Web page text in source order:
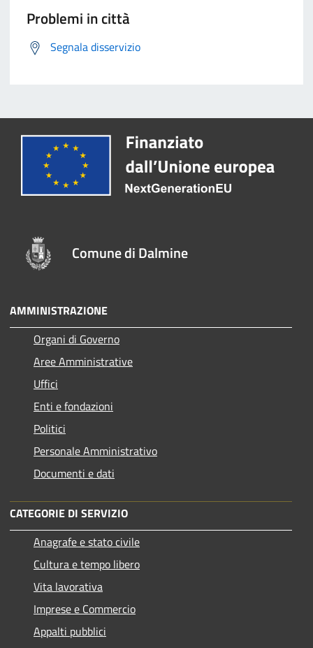
Problemi in città
Segnala disservizio
Comune di Dalmine
AMMINISTRAZIONE
Organi di Governo
Aree Amministrative
Uffici
Enti e fondazioni
Politici
Personale Amministrativo
Documenti e dati
CATEGORIE DI SERVIZIO
Anagrafe e stato civile
Cultura e tempo libero
Vita lavorativa
Imprese e Commercio
Appalti pubblici